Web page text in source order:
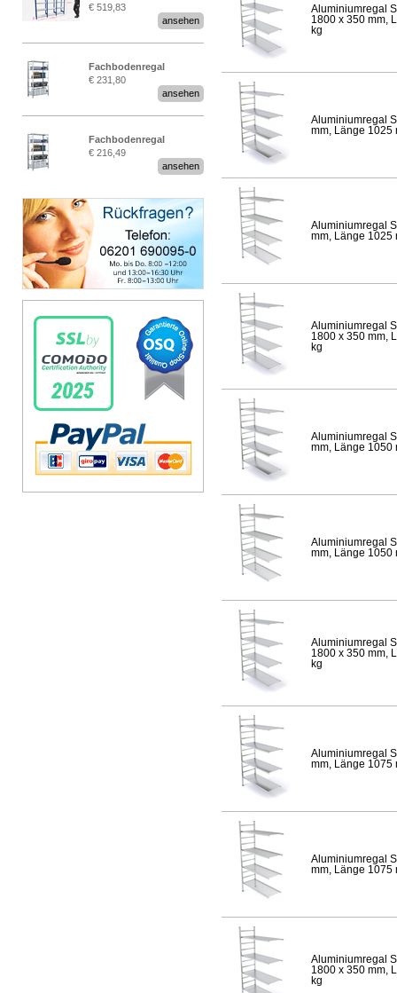
Stecksystem MultiPlus
2,25 Meter breit
€ 519,83
ansehen
Fachbodenregal
Stecksystem MultiPlus
€ 231,80
ansehen
Fachbodenregal
Stecksystem MultiPlus
€ 216,49
ansehen
Aluminiumregal
1800 x 350 mm,
kg
Aluminiumregal
mm, Länge 1025
Aluminiumregal
mm, Länge 1025
Aluminiumregal
1800 x 350 mm,
kg
Aluminiumregal
mm, Länge 1050
Aluminiumregal
mm, Länge 1050
Aluminiumregal
1800 x 350 mm,
kg
Aluminiumregal
mm, Länge 1075
Aluminiumregal
mm, Länge 1075
Aluminiumregal
1800 x 350 mm,
kg